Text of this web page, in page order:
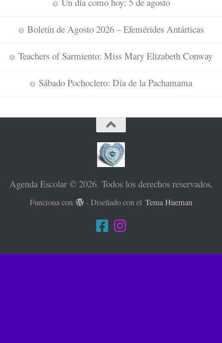
Boletín de Agosto 2026 – Efemérides Antárticas
Teachers of Sarmiento: Miss Mary Elizabeth Conway
Sábado Pochoclero: Día de la Pachamama
Agenda Escolar © 2026. Todos los derechos reservados.
Funciona con - Diseñado con elTema Hueman